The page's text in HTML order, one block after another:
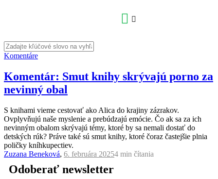
Komentáre
Komentár: Smut knihy skrývajú porno za
nevinný obal
S knihami vieme cestovať ako Alica do krajiny zázrakov.
Ovplyvňujú naše myslenie a prebúdzajú emócie. Čo ak sa za ich
nevinným obalom skrývajú témy, ktoré by sa nemali dostať do
detských rúk? Práve také sú smut knihy, ktoré čoraz častejšie plnia
poličky kníhkupectiev.
Zuzana Beneková, 6. februára 20254 min čítania
Odoberať newsletter